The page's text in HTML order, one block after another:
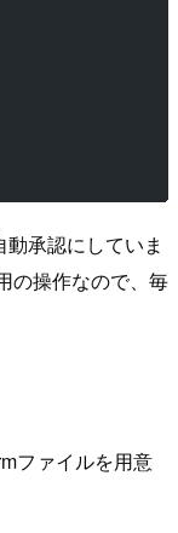
承認にしていま
の操作なので、毎
ファイルを用意